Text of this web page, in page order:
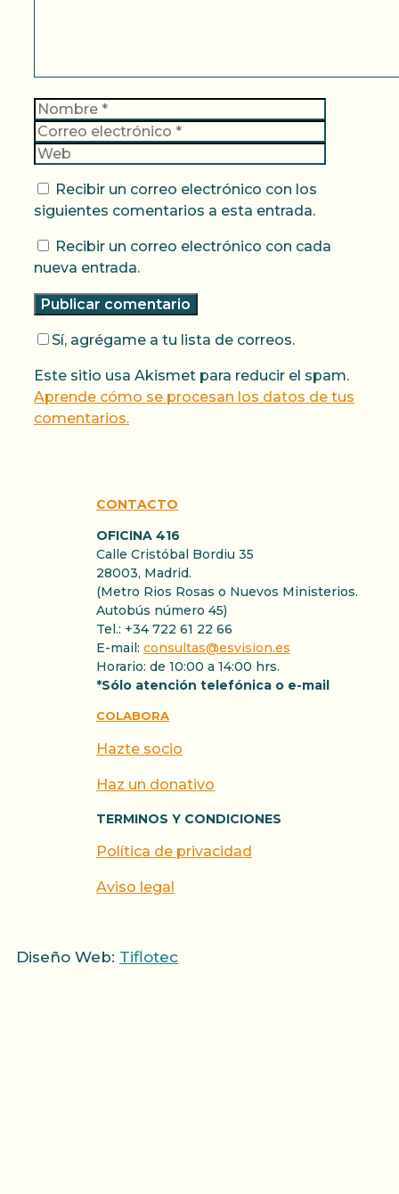
Nombre
Recibir un correo electrónico con los
siguientes comentarios a esta entrada.
Recibir un correo electrónico con cada
nueva entrada.
Sí, agrégame a tu lista de correos.
Este sitio usa Akismet para reducir el spam.
Aprende cómo se procesan los datos de tus
comentarios.
CONTACTO
OFICINA 416
Calle Cristóbal Bordiu 35
28003, Madrid.
(Metro Rios Rosas o Nuevos Ministerios.
Autobús número 45)
Tel.: +34 722 61 22 66
E-mail: consultas@esvision.es
Horario: de 10:00 a 14:00 hrs.
*Sólo atención telefónica o e-mail
COLABORA
Hazte socio
Haz un donativo
TERMINOS Y CONDICIONES
Política de privacidad
Aviso legal
Diseño Web: Tiflotec